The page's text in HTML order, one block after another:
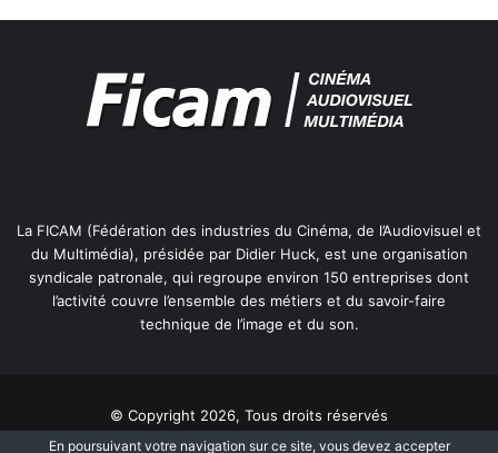
La FICAM (Fédération des industries du Cinéma, de l’Audiovisuel et
du Multimédia), présidée par Didier Huck, est une organisation
syndicale patronale, qui regroupe environ 150 entreprises dont
l’activité couvre l’ensemble des métiers et du savoir-faire
technique de l’image et du son.
© Copyright 2026, Tous droits réservés
En poursuivant votre navigation sur ce site, vous devez accepter